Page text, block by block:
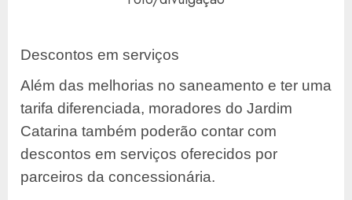
Descontos em serviços
Além das melhorias no saneamento e ter uma
tarifa diferenciada, moradores do Jardim
Catarina também poderão contar com
descontos em serviços oferecidos por
parceiros da concessionária.